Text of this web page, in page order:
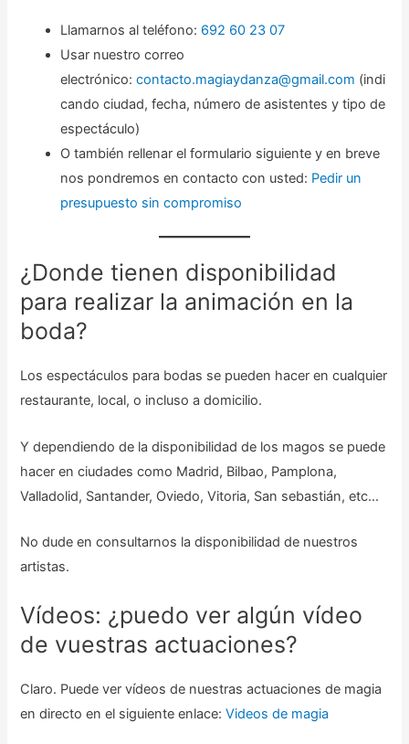
Llamarnos al teléfono: 692 60 23 07
Usar nuestro correo
electrónico:contacto.magiaydanza@gmail.com (indi
cando ciudad, fecha, número de asistentes y tipo de
espectáculo)
O también rellenar el formulario siguiente y en breve
nos pondremos en contacto con usted: Pedir un
presupuesto sin compromiso
¿Donde tienen disponibilidad
para realizar la animación en la
boda?
Los espectáculos para bodas se pueden hacer en cualquier
restaurante, local, o incluso a domicilio.
Y dependiendo de la disponibilidad de los magos se puede
hacer en ciudades como Madrid, Bilbao, Pamplona,
Valladolid, Santander, Oviedo, Vitoria, San sebastián, etc…
No dude en consultarnos la disponibilidad de nuestros
artistas.
Vídeos: ¿puedo ver algún vídeo
de vuestras actuaciones?
Claro. Puede ver vídeos de nuestras actuaciones de magia
en directo en el siguiente enlace:Videos de magia